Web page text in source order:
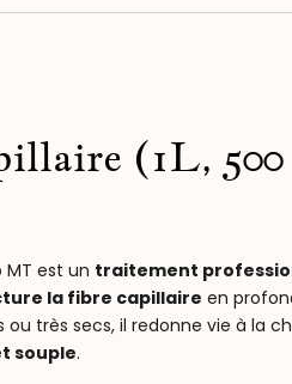
(1L,
MT est un traitement
la fibre capillaire en
très secs, il redonne vie à la
souple.